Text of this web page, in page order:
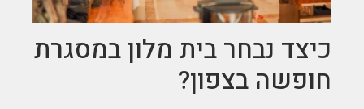
כיצד נבחר בית מלון במסגרת
חופשה בצפון?